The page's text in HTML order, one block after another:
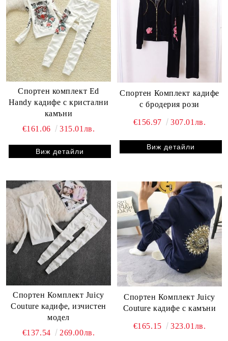
Спортен комплект Ed
Handy кадифе с кристални
камъни
€161.06
315.01лв.
Виж детайли
Спортен Комплект кадифе
с бродерия рози
€156.97 307.01лв.
Виж детайли
Спортен Комплект Juicy
Couture кадифе, изчистен
модел
€137.54
269.00лв.
Спортен Комплект Juicy
Couture кадифе с камъни
€165.15 323.01лв.